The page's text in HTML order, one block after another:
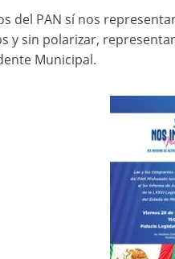
del PAN sí nos
y sin polarizar,
Municipal.